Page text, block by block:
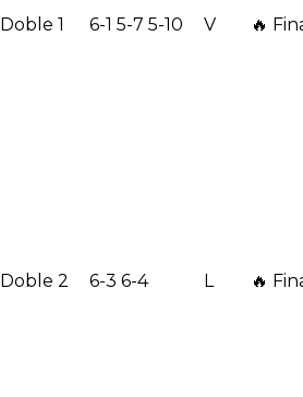
Doble 1 6-1 5-7 5-10 V 🔥
Doble 2 6-3 6-4 L 🔥